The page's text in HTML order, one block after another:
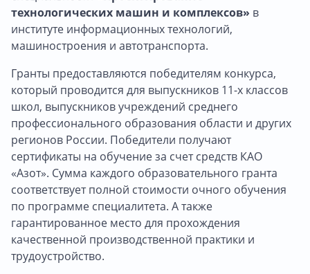
технологических машин и комплексов» в
институте информационных технологий,
машиностроения и автотранспорта.
Гранты предоставляются победителям конкурса,
который проводится для выпускников 11-х классов
школ, выпускников учреждений среднего
профессионального образования области и других
регионов России. Победители получают
сертификаты на обучение за счет средств КАО
«Азот». Сумма каждого образовательного гранта
соответствует полной стоимости очного обучения
по программе специалитета. А также
гарантированное место для прохождения
качественной производственной практики и
трудоустройство.